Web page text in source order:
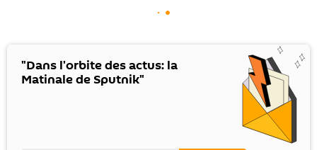
"Dans l'orbite des actus: la
Matinale de Sputnik"